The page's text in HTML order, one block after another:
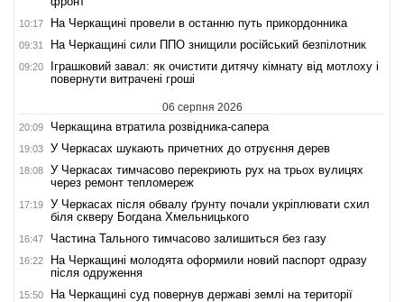
10:17 На Черкащині провели в останню путь прикордонника
09:31 На Черкащині сили ППО знищили російський безпілотник
09:20
Іграшковий завал: як очистити дитячу кімнату від мотлоху і
повернути витрачені гроші
06 серпня 2026
20:09 Черкащина втратила розвідника-сапера
19:03 У Черкасах шукають причетних до отруєння дерев
18:08
У Черкасах тимчасово перекриють рух на трьох вулицях
через ремонт тепломереж
17:19
У Черкасах після обвалу ґрунту почали укріплювати схил
біля скверу Богдана Хмельницького
16:47 Частина Тального тимчасово залишиться без газу
16:22
На Черкащині молодята оформили новий паспорт одразу
після одруження
15:50
На Черкащині суд повернув державі землі на території